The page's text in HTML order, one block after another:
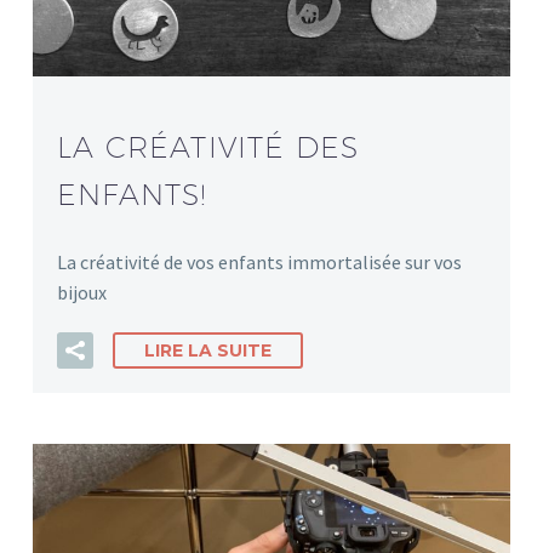
LA CRÉATIVITÉ DES
ENFANTS!
La créativité de vos enfants immortalisée sur vos
bijoux
LIRE LA SUITE